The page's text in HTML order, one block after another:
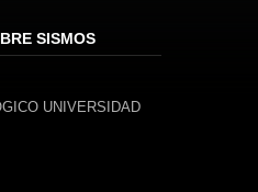
SISMOS
UNIVERSIDAD